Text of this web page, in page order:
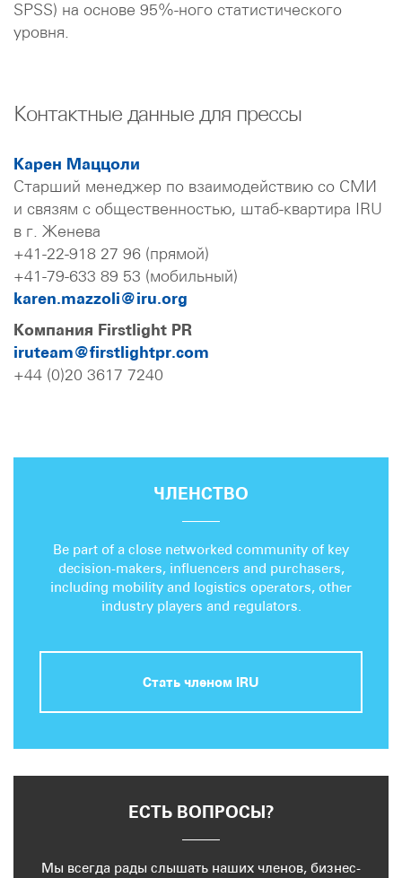
SPSS) на основе 95%-ного статистического
уровня.
Контактные данные для прессы
Карен Маццоли
Старший менеджер по взаимодействию со СМИ
и связям с общественностью, штаб-квартира IRU
в г. Женева
+41-22-918 27 96 (прямой)
+41-79-633 89 53 (мобильный)
karen.mazzoli@iru.org
Компания Firstlight PR
iruteam@firstlightpr.com
+44 (0)20 3617 7240
ЧЛЕНСТВО
Be part of a close networked community of key
decision-makers, influencers and purchasers,
including mobility and logistics operators, other
industry players and regulators.
Стать членом IRU
ЕСТЬ ВОПРОСЫ?
Мы всегда рады слышать наших членов, бизнес-